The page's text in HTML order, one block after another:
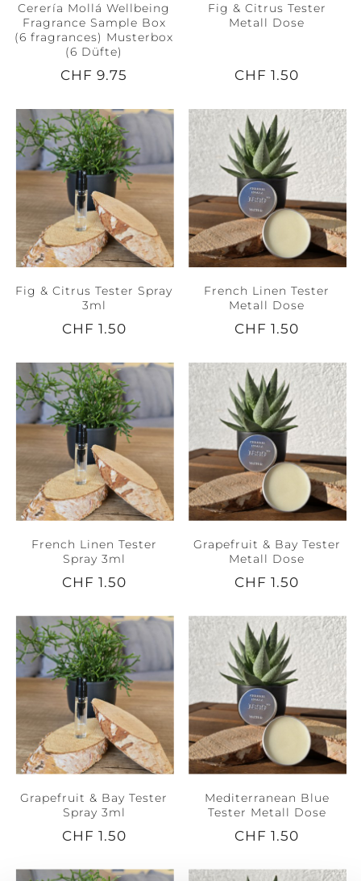
Cerería Mollá Wellbeing
Fragrance Sample Box
(6 fragrances) Musterbox
(6 Düfte)
CHF 9.75
Fig & Citrus Tester
Metall Dose
CHF 1.50
Fig & Citrus Tester Spray
3ml
CHF 1.50
French Linen Tester
Metall Dose
CHF 1.50
French Linen Tester
Spray 3ml
CHF 1.50
Grapefruit & Bay Tester
Metall Dose
CHF 1.50
Grapefruit & Bay Tester
Spray 3ml
CHF 1.50
Mediterranean Blue
Tester Metall Dose
CHF 1.50